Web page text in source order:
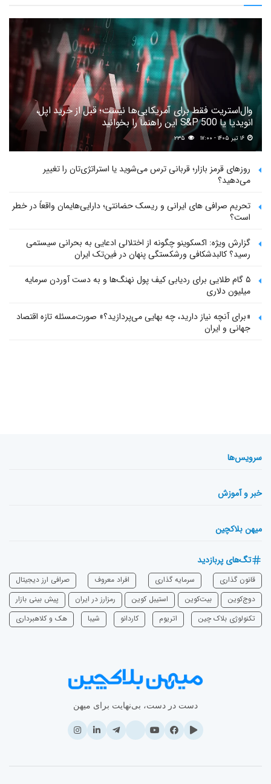
وال‌استریت فقط برای آمریکایی‌ها نیست؛ قبل از خرید اپل،
انویدیا یا S&P 500 این راهنما را بخوانید
۲۳۵
روزهای قرمز بازار؛ قربانی ترس می‌شوید یا استراتژی‌تان را تغییر
می‌دهید؟
تحریم صرافی های ایرانی و ریسک حضانتی؛ دارایی‌هایمان واقعاً در خطر
است؟
گزارش ویژه: اکسکوینو چگونه از اختلالی ادعایی به بحرانی سیستمی
رسید؟ کالبدشکافی ورشکستگی پنهان در فین‌تک ایران
۵ گام طلایی برای ردیابی کیف پول‌ نهنگ‌ها و به دست آوردن سرمایه
میلیون دلاری
«برای آنچه نیاز دارید، چه بهایی می‌پردازید؟» صورت‌مسئله تازه اقتصاد
جهانی و ایران
سرویس‌ها
خبر و آموزش
میهن بلاکچین
تگ‌های پربازدید
قانون گذاری سرمایه‌ گذاری افراد معروف
صرافی ارز دیجیتال
دوج‌کوین
بیت‌کوین استیبل کوین رمزارز در ایران
پیش بینی بازار
تکنولوژی بلاک چین
اتریوم ‌کاردانو شیبا هک و کلاهبرداری
دست در دست، بی‌نهایت برای میهن